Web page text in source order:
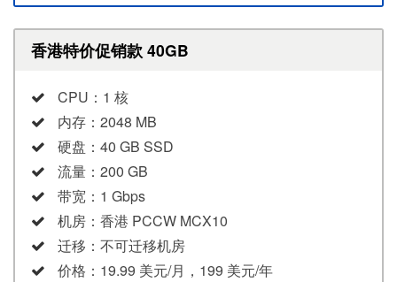
香港特价促销款 40GB
CPU：1 核
内存：2048 MB
硬盘：40 GB SSD
流量：200 GB
带宽：1 Gbps
机房：香港 PCCW MCX10
迁移：不可迁移机房
价格：19.99 美元/月，199 美元/年